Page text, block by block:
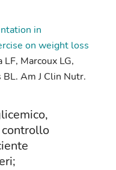
in
on weight loss
LF, Marcoux LG,
Am J Clin Nutr.